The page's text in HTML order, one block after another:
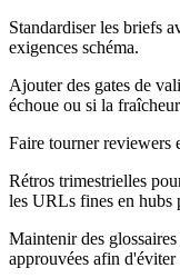
Standardiser les briefs
exigences schéma.
Ajouter des gates de
échoue ou si la
Faire tourner reviewers
Rétros trimestrielles
les URLs fines en hubs
Maintenir des
approuvées afin